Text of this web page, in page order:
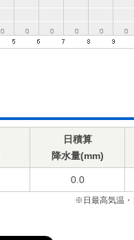
日積算
降水量(mm)
0.0
※日最高気温・